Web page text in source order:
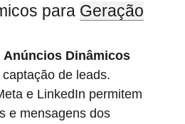
para Geração
Anúncios Dinâmicos
de leads.
e LinkedIn permitem
e mensagens dos